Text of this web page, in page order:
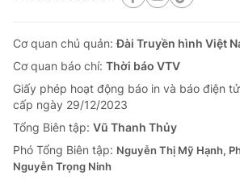
Cơ quan chủ quản:Đài Truyền hình Việt
Cơ quan báo chí: Thời báo VTV
Giấy phép hoạt động báo in và báo điện
cấp ngày 29/12/2023
Tổng Biên tập: Vũ Thanh Thủy
Phó Tổng Biên tập: Nguyễn Thị Mỹ Hạnh,
Nguyễn Trọng Ninh